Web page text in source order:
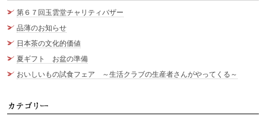
第６７回玉雲堂チャリティバザー
品薄のお知らせ
日本茶の文化的価値
夏ギフト お盆の準備
おいしいもの試食フェア ～生活クラブの生産者さんがやってくる～